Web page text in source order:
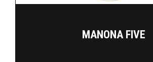
MANONA FIVE